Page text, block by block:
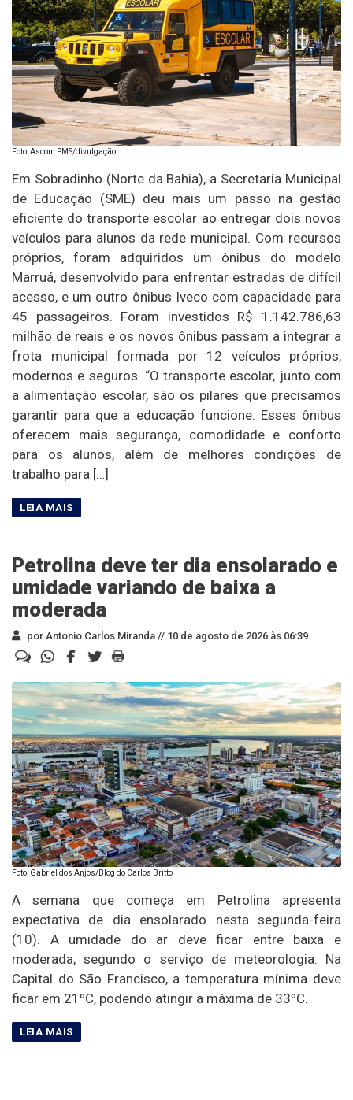
Foto: Ascom PMS/divulgação
Em Sobradinho (Norte da Bahia), a Secretaria Municipal
de Educação (SME) deu mais um passo na gestão
eficiente do transporte escolar ao entregar dois novos
veículos para alunos da rede municipal. Com recursos
próprios, foram adquiridos um ônibus do modelo
Marruá, desenvolvido para enfrentar estradas de difícil
acesso, e um outro ônibus Iveco com capacidade para
45 passageiros. Foram investidos R$ 1.142.786,63
milhão de reais e os novos ônibus passam a integrar a
frota municipal formada por 12 veículos próprios,
modernos e seguros. “O transporte escolar, junto com
a alimentação escolar, são os pilares que precisamos
garantir para que a educação funcione. Esses ônibus
oferecem mais segurança, comodidade e conforto
para os alunos, além de melhores condições de
trabalho para […]
Petrolina deve ter dia ensolarado e
umidade variando de baixa a
moderada
por Antonio Carlos Miranda // 10 de agosto de 2026 às 06:39
Foto: Gabriel dos Anjos/Blog do Carlos Britto
A semana que começa em Petrolina apresenta
expectativa de dia ensolarado nesta segunda-feira
(10). A umidade do ar deve ficar entre baixa e
moderada, segundo o serviço de meteorologia. Na
Capital do São Francisco, a temperatura mínima deve
ficar em 21ºC, podendo atingir a máxima de 33ºC.